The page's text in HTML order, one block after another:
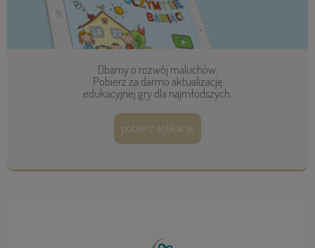
Dbamy o rozwój maluchów.
Pobierz za darmo aktualizację
edukacyjnej gry dla najmłodszych.
pobierz aplikację